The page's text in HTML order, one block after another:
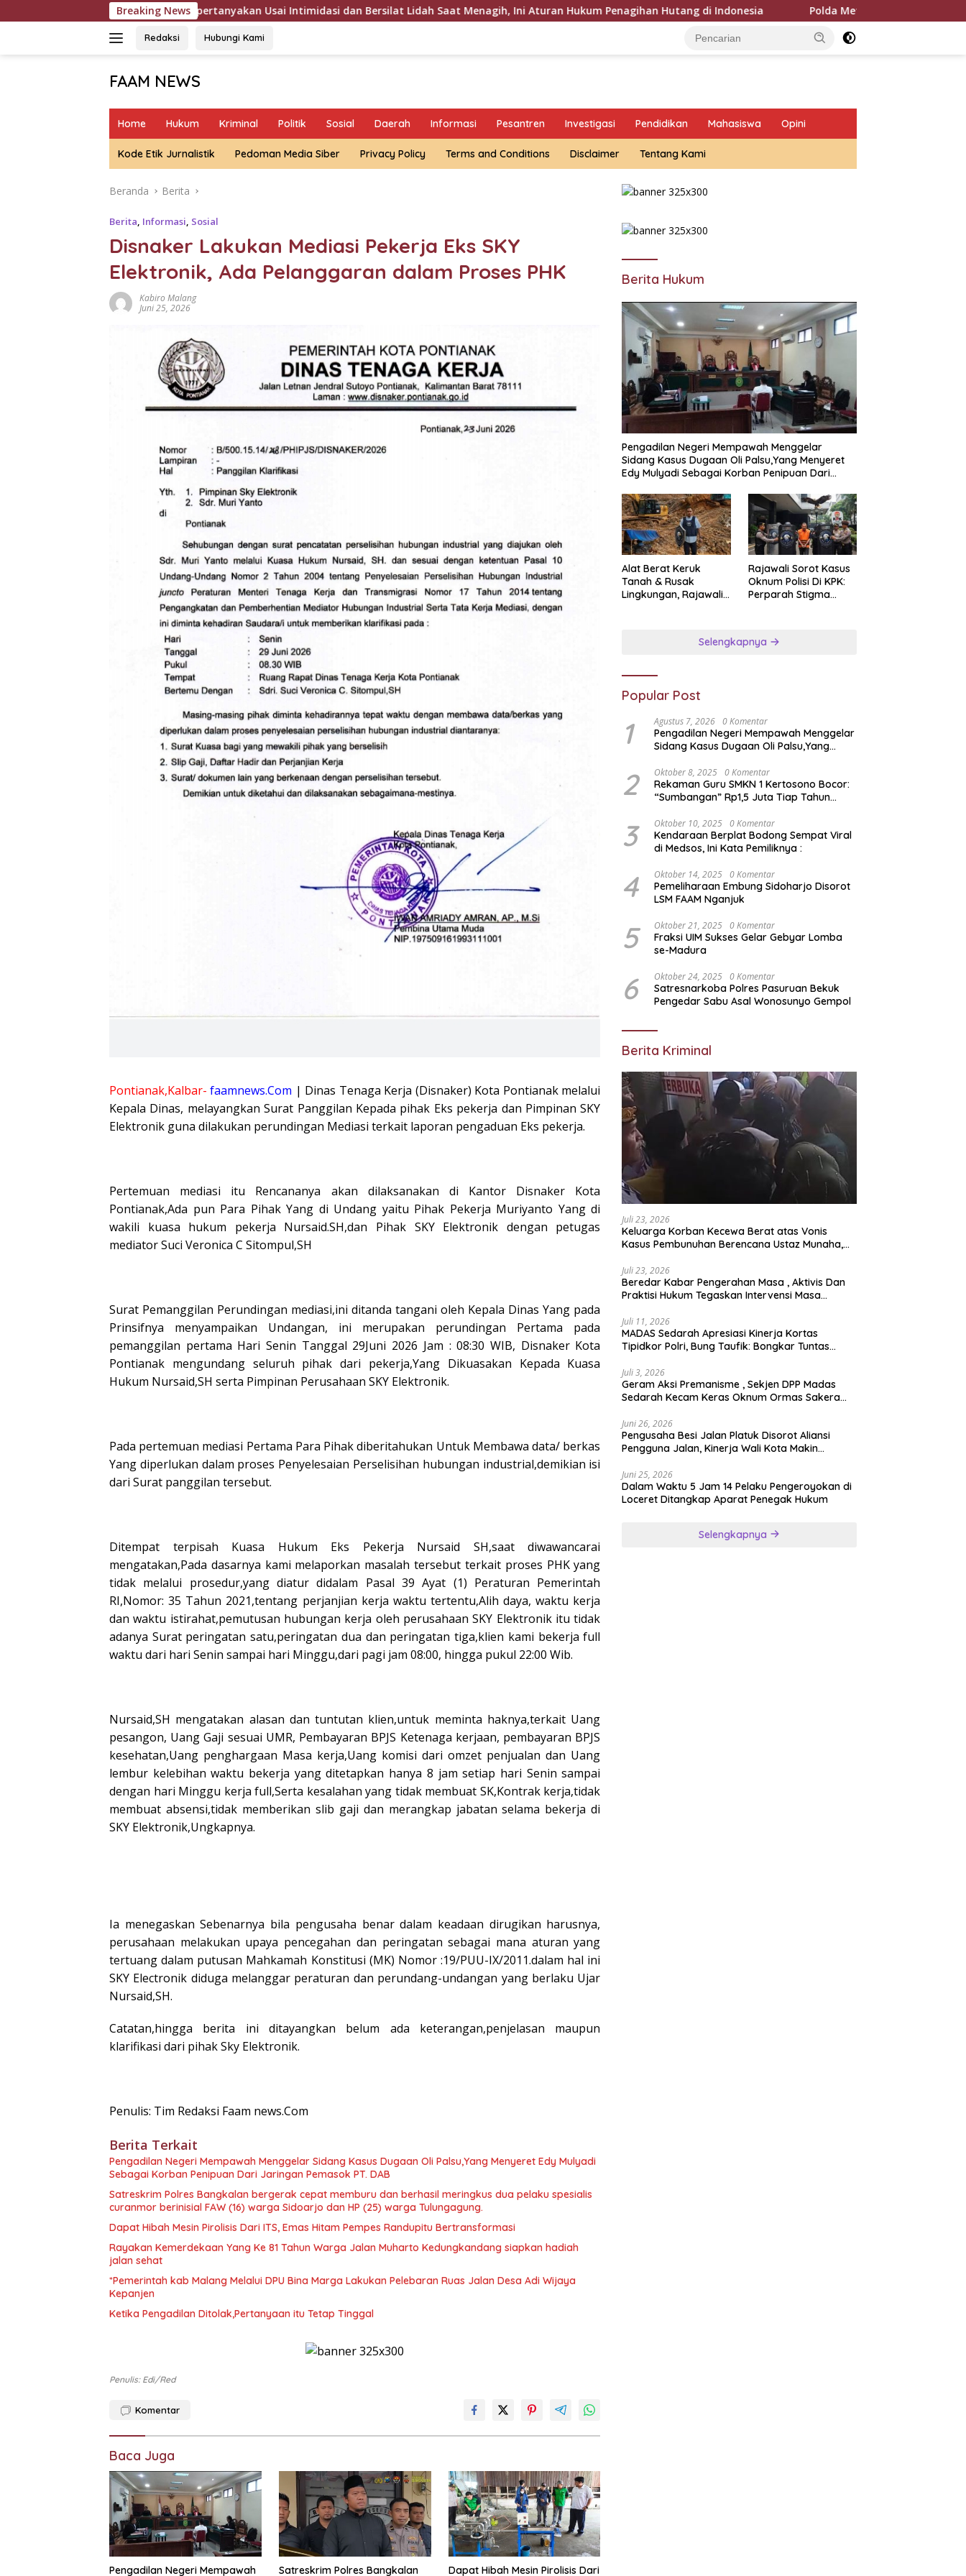
ke
Breaking News
DC BTPN Dipertanyakan Usai Intimidasi dan Bersilat Lidah Saat Menagih, Ini Aturan Hukum Penagihan Hutang di Indonesia Polda Metro Jaya Pulangkan Tiga WNI Korban TPPO dari
Redaksi Hubungi Kami
FAAM NEWS
Fakta,
Aspirasi
Home Hukum Kriminal Politik Sosial Daerah Informasi Pesantren Investigasi Pendidikan Mahasiswa Opini
Kode Etik Jurnalistik Pedoman Media Siber Privacy Policy Terms and Conditions Disclaimer Tentang Kami
Beranda Berita
Berita, Informasi, Sosial
Disnaker Lakukan Mediasi Pekerja Eks SKY
Elektronik, Ada Pelanggaran dalam Proses PHK
Kabiro Malang
Juni 25, 2026
Pontianak,Kalbar- faamnews.Com | Dinas Tenaga Kerja (Disnaker) Kota Pontianak melalui
Kepala Dinas, melayangkan Surat Panggilan Kepada pihak Eks pekerja dan Pimpinan SKY
Elektronik guna dilakukan perundingan Mediasi terkait laporan pengaduan Eks pekerja.
Pertemuan mediasi itu Rencananya akan dilaksanakan di Kantor Disnaker Kota
Pontianak,Ada pun Para Pihak Yang di Undang yaitu Pihak Pekerja Muriyanto Yang di
wakili kuasa hukum pekerja Nursaid.SH,dan Pihak SKY Elektronik dengan petugas
mediator Suci Veronica C Sitompul,SH
Surat Pemanggilan Perundingan mediasi,ini ditanda tangani oleh Kepala Dinas Yang pada
Prinsifnya menyampaikan Undangan, ini merupakan perundingan Pertama pada
pemanggilan pertama Hari Senin Tanggal 29Juni 2026 Jam : 08:30 WIB, Disnaker Kota
Pontianak mengundang seluruh pihak dari pekerja,Yang Dikuasakan Kepada Kuasa
Hukum Nursaid,SH serta Pimpinan Perusahaan SKY Elektronik.
Pada pertemuan mediasi Pertama Para Pihak diberitahukan Untuk Membawa data/ berkas
Yang diperlukan dalam proses Penyelesaian Perselisihan hubungan industrial,demikian isi
dari Surat panggilan tersebut.
Ditempat terpisah Kuasa Hukum Eks Pekerja Nursaid SH,saat diwawancarai
mengatakan,Pada dasarnya kami melaporkan masalah tersebut terkait proses PHK yang
tidak melalui prosedur,yang diatur didalam Pasal 39 Ayat (1) Peraturan Pemerintah
RI,Nomor: 35 Tahun 2021,tentang perjanjian kerja waktu tertentu,Alih daya, waktu kerja
dan waktu istirahat,pemutusan hubungan kerja oleh perusahaan SKY Elektronik itu tidak
adanya Surat peringatan satu,peringatan dua dan peringatan tiga,klien kami bekerja full
waktu dari hari Senin sampai hari Minggu,dari pagi jam 08:00, hingga pukul 22:00 Wib.
Nursaid,SH mengatakan alasan dan tuntutan klien,untuk meminta haknya,terkait Uang
pesangon, Uang Gaji sesuai UMR, Pembayaran BPJS Ketenaga kerjaan, pembayaran BPJS
kesehatan,Uang penghargaan Masa kerja,Uang komisi dari omzet penjualan dan Uang
lembur kelebihan waktu bekerja yang ditetapkan hanya 8 jam setiap hari Senin sampai
dengan hari Minggu kerja full,Serta kesalahan yang tidak membuat SK,Kontrak kerja,tidak
membuat absensi,tidak memberikan slib gaji dan merangkap jabatan selama bekerja di
SKY Elektronik,Ungkapnya.
Ia menegaskan Sebenarnya bila pengusaha benar dalam keadaan dirugikan harusnya,
perusahaan melakukan upaya pencegahan dan peringatan sebagai mana aturan yang
tertuang dalam putusan Mahkamah Konstitusi (MK) Nomor :19/PUU-IX/2011.dalam hal ini
SKY Electronik diduga melanggar peraturan dan perundang-undangan yang berlaku Ujar
Nursaid,SH.
Catatan,hingga berita ini ditayangkan belum ada keterangan,penjelasan maupun
klarifikasi dari pihak Sky Elektronik.
Penulis: Tim Redaksi Faam news.Com
Berita Terkait
Pengadilan Negeri Mempawah Menggelar Sidang Kasus Dugaan Oli Palsu,Yang Menyeret Edy Mulyadi
Sebagai Korban Penipuan Dari Jaringan Pemasok PT. DAB
Satreskrim Polres Bangkalan bergerak cepat memburu dan berhasil meringkus dua pelaku spesialis
curanmor berinisial FAW (16) warga Sidoarjo dan HP (25) warga Tulungagung.
Dapat Hibah Mesin Pirolisis Dari ITS, Emas Hitam Pempes Randupitu Bertransformasi
Rayakan Kemerdekaan Yang Ke 81 Tahun Warga Jalan Muharto Kedungkandang siapkan hadiah
jalan sehat
*Pemerintah kab Malang Melalui DPU Bina Marga Lakukan Pelebaran Ruas Jalan Desa Adi Wijaya
Kepanjen
Ketika Pengadilan Ditolak,Pertanyaan itu Tetap Tinggal
Penulis: Edi/red
Komentar
Baca Juga
Pengadilan Negeri Mempawah Satreskrim Polres Bangkalan Dapat Hibah Mesin Pirolisis Dari
Berita Hukum
Pengadilan Negeri Mempawah Menggelar
Sidang Kasus Dugaan Oli Palsu,Yang Menyeret
Edy Mulyadi Sebagai Korban Penipuan Dari
Alat Berat Keruk
Tanah & Rusak
Lingkungan, Rajawali
Rajawali Sorot Kasus
Oknum Polisi Di KPK:
Perparah Stigma
Selengkapnya
Popular Post
1 Agustus 7, 2026 0 Komentar
Pengadilan Negeri Mempawah Menggelar
Sidang Kasus Dugaan Oli Palsu,Yang
Penipuan Dari Jaringan Pemasok PT. DAB
2 Oktober 8, 2025 0 Komentar
Rekaman Guru SMKN 1 Kertosono Bocor:
“Sumbangan” Rp1,5 Juta Tiap Tahun
Pungli di Jatim Dipertanyakan
3 Oktober 10, 2025 0 Komentar
Kendaraan Berplat Bodong Sempat Viral
di Medsos, Ini Kata Pemiliknya :
4 Oktober 14, 2025 0 Komentar
Pemeliharaan Embung Sidoharjo Disorot
LSM FAAM Nganjuk
5 Oktober 21, 2025 0 Komentar
Fraksi UIM Sukses Gelar Gebyar Lomba
se-Madura
6 Oktober 24, 2025 0 Komentar
Satresnarkoba Polres Pasuruan Bekuk
Pengedar Sabu Asal Wonosunyo Gempol
Berita Kriminal
Juli 23, 2026
Keluarga Korban Kecewa Berat atas Vonis
Kasus Pembunuhan Berencana Ustaz Munaha,
Juli 23, 2026
Beredar Kabar Pengerahan Masa , Aktivis Dan
Praktisi Hukum Tegaskan Intervensi Masa
Juli 11, 2026
MADAS Sedarah Apresiasi Kinerja Kortas
Tipidkor Polri, Bung Taufik: Bongkar Tuntas
akarnya
Juli 3, 2026
Geram Aksi Premanisme , Sekjen DPP Madas
Sedarah Kecam Keras Oknum Ormas Sakera
Juni 26, 2026
Pengusaha Besi Jalan Platuk Disorot Aliansi
Pengguna Jalan, Kinerja Wali Kota Makin
Juni 25, 2026
Dalam Waktu 5 Jam 14 Pelaku Pengeroyokan di
Loceret Ditangkap Aparat Penegak Hukum
Selengkapnya